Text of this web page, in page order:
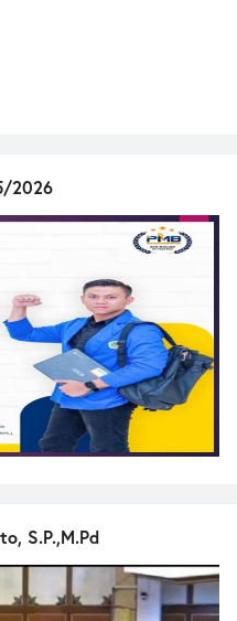
2026
S.P.,M.Pd